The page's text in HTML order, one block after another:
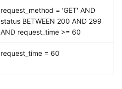
request_method = 'GET' AND
status BETWEEN 200 AND 299
AND request_time >= 60
request_time = 60